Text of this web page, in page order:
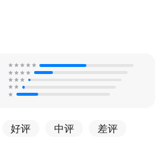
好评 中评 差评